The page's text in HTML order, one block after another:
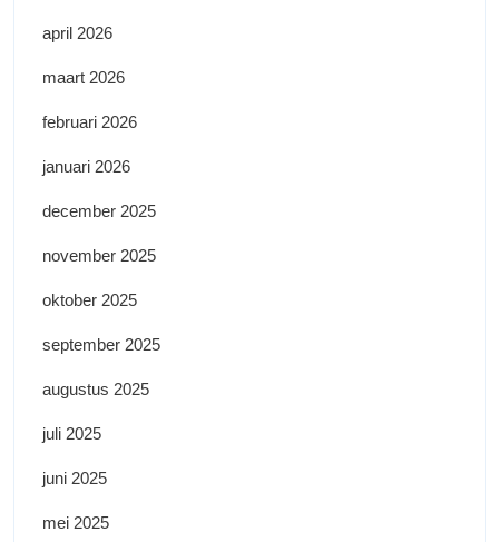
april 2026
maart 2026
februari 2026
januari 2026
december 2025
november 2025
oktober 2025
september 2025
augustus 2025
juli 2025
juni 2025
mei 2025